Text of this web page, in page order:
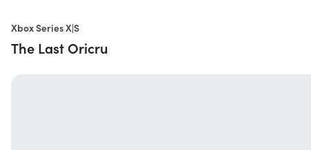
Xbox Series X|S
The Last Oricru